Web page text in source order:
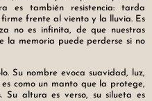
es también resistencia: tarda
frente al viento y la lluvia. Es
no es infinita, de que nuestras
la memoria puede perderse si no
Su nombre evoca suavidad, luz,
como un manto que la protege,
Su altura es verso, su silueta es